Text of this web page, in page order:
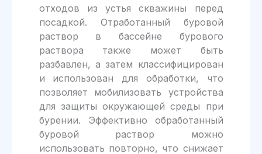
отходов из устья скважины перед
посадкой. Отработанный буровой
раствор в бассейне бурового
раствора также может быть
разбавлен, а затем классифицирован
и использован для обработки, что
позволяет мобилизовать устройства
для защиты окружающей среды при
бурении. Эффективно обработанный
буровой раствор можно
использовать повторно, что снижает